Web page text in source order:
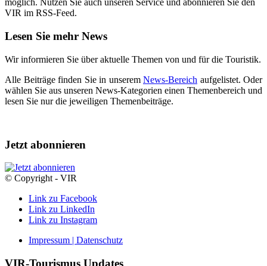
möglich. Nutzen Sie auch unseren Service und abonnieren Sie den
VIR im RSS-Feed.
Lesen Sie mehr News
Wir informieren Sie über aktuelle Themen von und für die Touristik.
Alle Beiträge finden Sie in unserem News-Bereich aufgelistet. Oder
wählen Sie aus unseren News-Kategorien einen Themenbereich und
lesen Sie nur die jeweiligen Themenbeiträge.
Jetzt abonnieren
© Copyright - VIR
Link zu Facebook
Link zu LinkedIn
Link zu Instagram
Impressum | Datenschutz
VIR-Tourismus Updates